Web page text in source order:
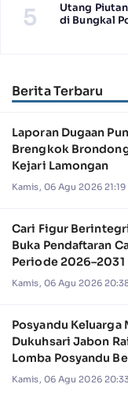
5
Utang
di Bungkal
Berita Terbaru
Laporan Dugaan
Brengkok
Kejari Lamongan
Kamis, 06 Agu 2026 21:19
Cari Figur
Buka Pendaftaran
Periode 2026–2031
Kamis, 06 Agu 2026
Posyandu Keluarga
Dukuhsari Jabon
Lomba Posyandu
Jawa Timur 2026
Kamis, 06 Agu 2026